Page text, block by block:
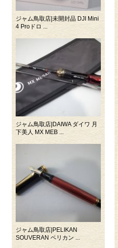
ジャム鳥取店|未開封品 DJI Mini
4 Proドロ ...
ジャム鳥取店|DAIWA ダイワ 月
下美人 MX MEB ...
ジャム鳥取店|PELIKAN
SOUVERAN ペリカン ...